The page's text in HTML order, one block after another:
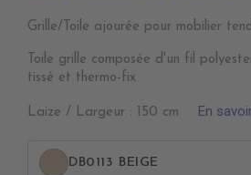
Grille/Toile ajourée pour mobilier
Toile grille composée d'un fil
tissé et thermo-fix
Laize / Largeur : 150 cm En
DB0113 BEIGE